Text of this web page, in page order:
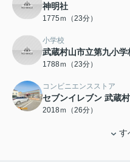
神明社
1775ｍ（23分）
小学校
武蔵村山市立第九小学
1788ｍ（23分）
コンビニエンスストア
セブンイレブン 武蔵
2018ｍ（26分）
す